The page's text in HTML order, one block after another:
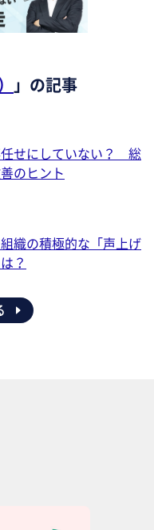
」の記事
任せにしていない？ 総
のヒント
織の積極的な「声上げ
？